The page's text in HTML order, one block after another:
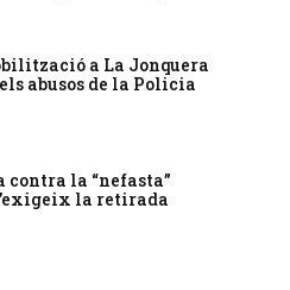
a La Jonquera
abusos de la Policia
contra la “nefasta”
la retirada